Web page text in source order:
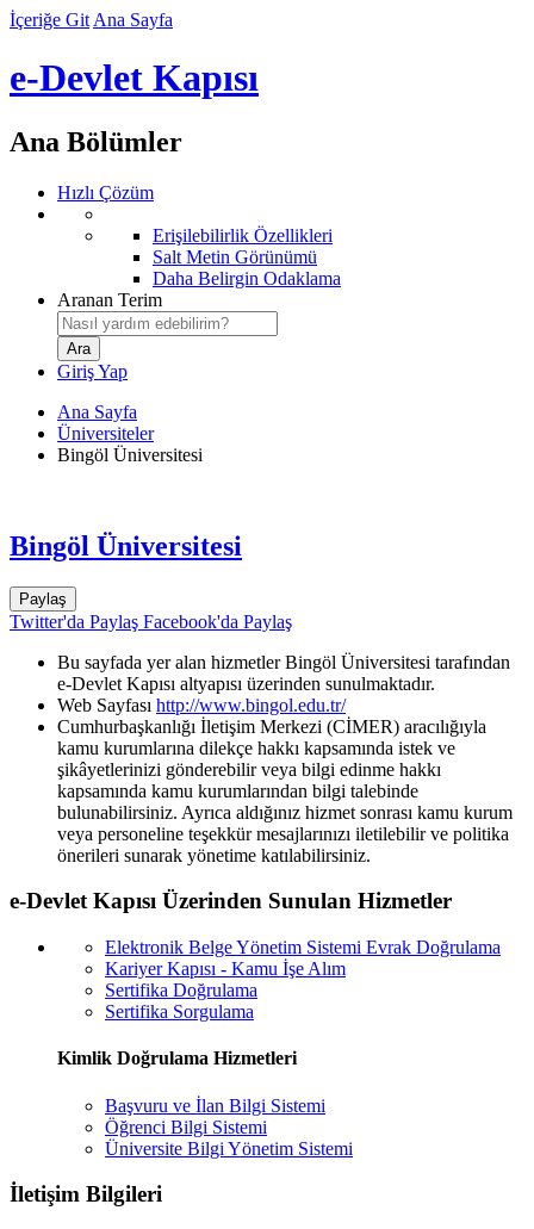
İçeriğe Git Ana Sayfa
e-Devlet Kapısı
Ana Bölümler
Hızlı Çözüm
Erişilebilirlik Özellikleri
Salt Metin Görünümü
Daha Belirgin Odaklama
Aranan Terim
Giriş Yap
Ana Sayfa
Üniversiteler
Bingöl Üniversitesi
Bingöl Üniversitesi
Paylaş
Twitter'da Paylaş Facebook'da Paylaş
Bu sayfada yer alan hizmetler Bingöl Üniversitesi tarafından
e-Devlet Kapısı altyapısı üzerinden sunulmaktadır.
Web Sayfası http://www.bingol.edu.tr/
Cumhurbaşkanlığı İletişim Merkezi (CİMER) aracılığıyla
kamu kurumlarına dilekçe hakkı kapsamında istek ve
şikâyetlerinizi gönderebilir veya bilgi edinme hakkı
kapsamında kamu kurumlarından bilgi talebinde
bulunabilirsiniz. Ayrıca aldığınız hizmet sonrası kamu kurum
veya personeline teşekkür mesajlarınızı iletilebilir ve politika
önerileri sunarak yönetime katılabilirsiniz.
e-Devlet Kapısı Üzerinden Sunulan Hizmetler
Elektronik Belge Yönetim Sistemi Evrak Doğrulama
Kariyer Kapısı - Kamu İşe Alım
Sertifika Doğrulama
Sertifika Sorgulama
Kimlik Doğrulama Hizmetleri
Başvuru ve İlan Bilgi Sistemi
Öğrenci Bilgi Sistemi
Üniversite Bilgi Yönetim Sistemi
İletişim Bilgileri